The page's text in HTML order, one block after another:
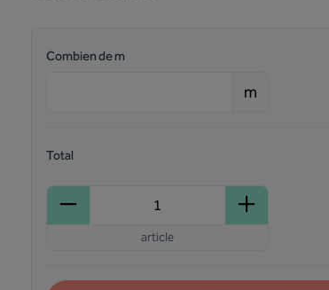
Combien de m
m
Total
article